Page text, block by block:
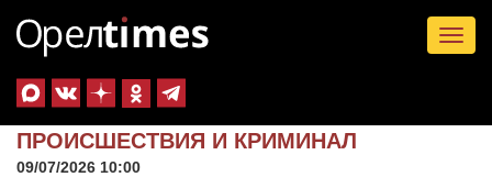
ПРОИСШЕСТВИЯ И КРИМИНАЛ
09/07/2026 10:00